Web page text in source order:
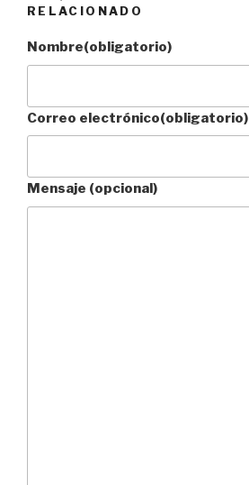
RELACIONADO
Nombre(obligatorio)
Correo electrónico(obligatorio)
Mensaje (opcional)